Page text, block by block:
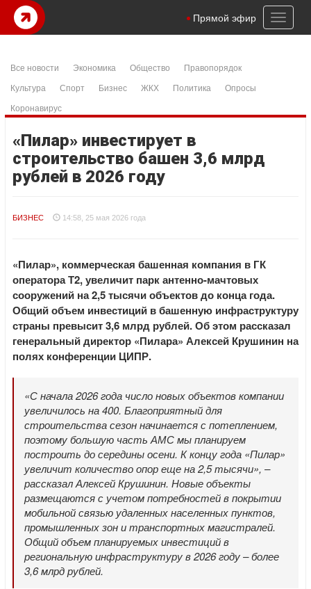
Toggle
Прямой эфир
Все новости Экономика Общество
Правопорядок
Культура
Спорт Бизнес ЖКХ Политика
Опросы
Коронавирус
«Пилар» инвестирует в
строительство башен 3,6 млрд
рублей в 2026 году
БИЗНЕС 14:58, 25 мая 2026 года
«Пилар», коммерческая башенная компания в ГК
оператора Т2, увеличит парк антенно-мачтовых
сооружений на 2,5 тысячи объектов до конца года.
Общий объем инвестиций в башенную инфраструктуру
страны превысит 3,6 млрд рублей. Об этом рассказал
генеральный директор «Пилара» Алексей Крушинин на
полях конференции ЦИПР.
«С начала 2026 года число новых объектов компании
увеличилось на 400. Благоприятный для
строительства сезон начинается с потеплением,
поэтому большую часть АМС мы планируем
построить до середины осени. К концу года «Пилар»
увеличит количество опор еще на 2,5 тысячи», –
рассказал Алексей Крушинин. Новые объекты
размещаются с учетом потребностей в покрытии
мобильной связью удаленных населенных пунктов,
промышленных зон и транспортных магистралей.
Общий объем планируемых инвестиций в
региональную инфраструктуру в 2026 году – более
3,6 млрд рублей.